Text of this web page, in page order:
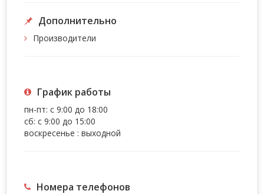
Дополнительно
Производители
График работы
пн-пт: с 9:00 до 18:00
сб: с 9:00 до 15:00
воскресенье : выходной
Номера телефонов